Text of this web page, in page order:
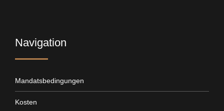
Navigation
Mandatsbedingungen
Kosten